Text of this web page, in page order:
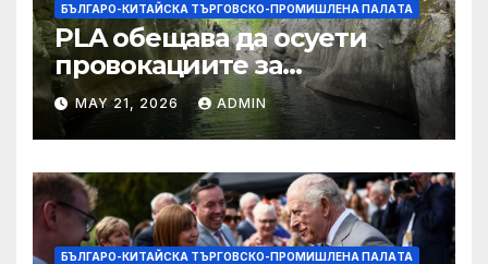
БЪЛГАРО-КИТАЙСКА ТЪРГОВСКО-ПРОМИШЛЕНА ПАЛAТА
PLA обещава да осуети
провокациите за
„независимост на Тайван“.
MAY 21, 2026 ADMIN
БЪЛГАРО-КИТАЙСКА ТЪРГОВСКО-ПРОМИШЛЕНА ПАЛAТА